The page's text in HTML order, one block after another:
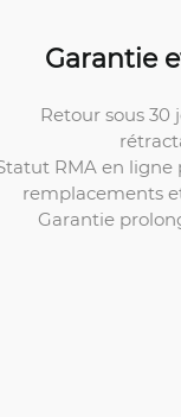
Garantie
Retour sous 30
RMA en ligne
remplacements
Garantie